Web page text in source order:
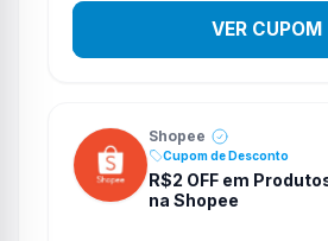
VER CUPOM
Shopee
Cupom de Desconto
R$2 OFF em
na Shopee